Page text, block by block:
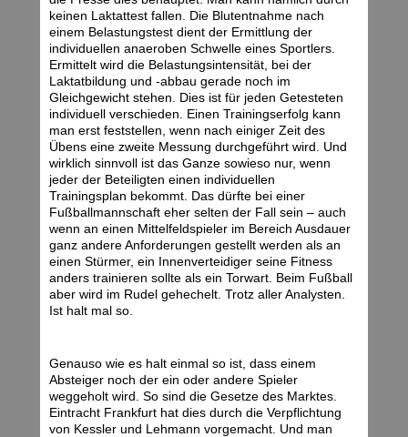
keinen Laktattest fallen. Die Blutentnahme nach
einem Belastungstest dient der Ermittlung der
individuellen anaeroben Schwelle eines Sportlers.
Ermittelt wird die Belastungsintensität, bei der
Laktatbildung und -abbau gerade noch im
Gleichgewicht stehen. Dies ist für jeden Getesteten
individuell verschieden. Einen Trainingserfolg kann
man erst feststellen, wenn nach einiger Zeit des
Übens eine zweite Messung durchgeführt wird. Und
wirklich sinnvoll ist das Ganze sowieso nur, wenn
jeder der Beteiligten einen individuellen
Trainingsplan bekommt. Das dürfte bei einer
Fußballmannschaft eher selten der Fall sein – auch
wenn an einen Mittelfeldspieler im Bereich Ausdauer
ganz andere Anforderungen gestellt werden als an
einen Stürmer, ein Innenverteidiger seine Fitness
anders trainieren sollte als ein Torwart. Beim Fußball
aber wird im Rudel gehechelt. Trotz aller Analysten.
Ist halt mal so.
Genauso wie es halt einmal so ist, dass einem
Absteiger noch der ein oder andere Spieler
weggeholt wird. So sind die Gesetze des Marktes.
Eintracht Frankfurt hat dies durch die Verpflichtung
von Kessler und Lehmann vorgemacht. Und man